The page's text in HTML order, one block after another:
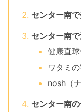
センター南
センター南
健康直
ワタミ
nosh（
センター南